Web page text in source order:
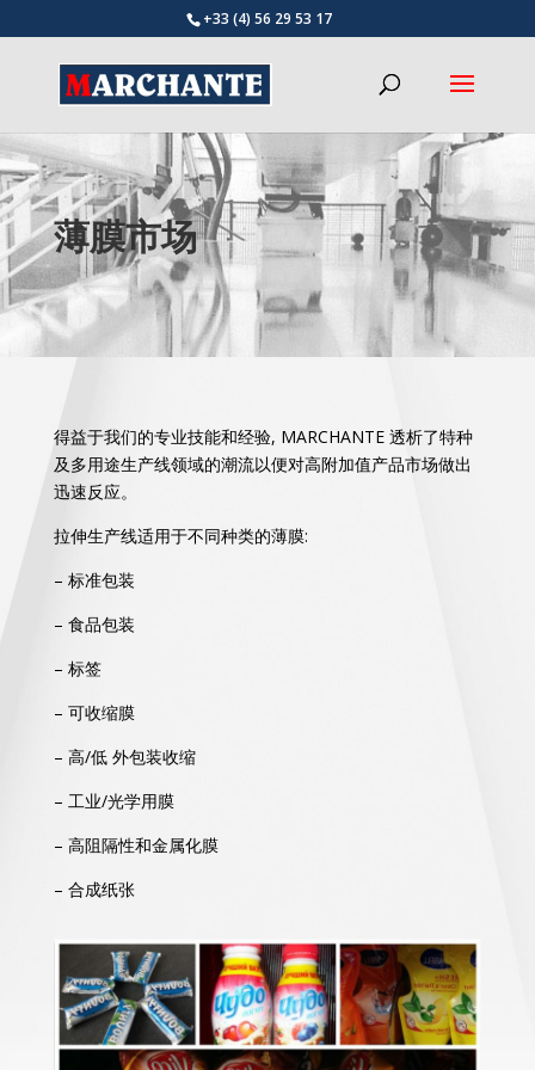
+33 (4) 56 29 53 17
薄膜市场
得益于我们的专业技能和经验, MARCHANTE 透析了特种
及多用途生产线领域的潮流以便对高附加值产品市场做出
迅速反应。
拉伸生产线适用于不同种类的薄膜:
– 标准包装
– 食品包装
– 标签
– 可收缩膜
– 高/低 外包装收缩
– 工业/光学用膜
– 高阻隔性和金属化膜
– 合成纸张